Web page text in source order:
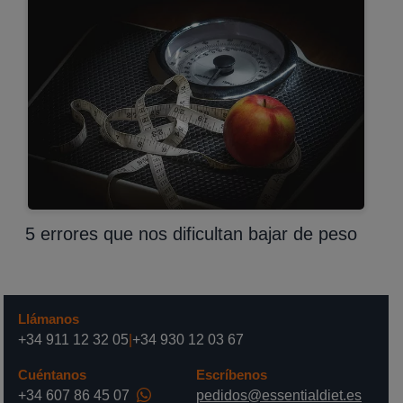
5 errores que nos dificultan bajar de peso
Llámanos
+34 911 12 32 05 +34 930 12 03 67
Cuéntanos
+34 607 86 45 07
Escríbenos
pedidos@essentialdiet.es